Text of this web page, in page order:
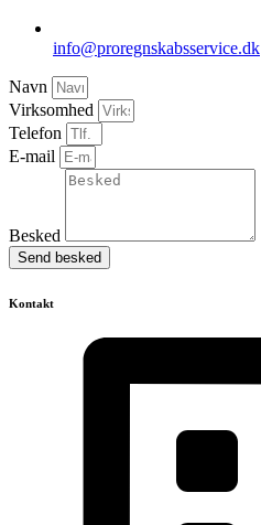
info@proregnskabsservice.dk
Navn
Virksomhed
Telefon
E-mail
Besked
Send besked
Kontakt